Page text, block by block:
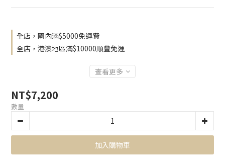
全店，國內滿$5000免運費
全店，港澳地區滿$10000順豐免運
查看更多
NT$7,200
數量
加入購物車